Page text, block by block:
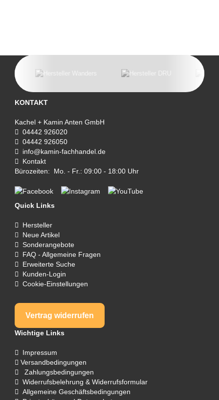
KONTAKT
Kachel + Kamin Anten GmbH
04442 926020
04442 926050
info@kamin-fachhandel.de
Kontakt
Bürozeiten: Mo. - Fr.: 09:00 - 18:00 Uhr
Quick Links
Hersteller
Neue Artikel
Sonderangebote
FAQ - Allgemeine Fragen
Erweiterte Suche
Kunden-Login
Cookie-Einstellungen
Vertrag widerrufen
Wichtige Links
Impressum
Versandbedingungen
Zahlungsbedingungen
Widerrufsbelehrung & Widerrufsformular
Allgemeine Geschäftsbedingungen